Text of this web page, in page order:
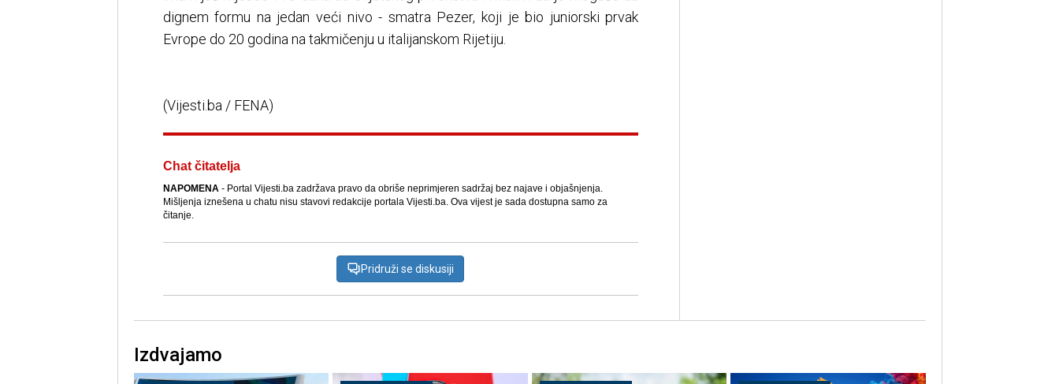
dignem formu na jedan veći nivo - smatra Pezer, koji je bio juniorski prvak
Evrope do 20 godina na takmičenju u italijanskom Rijetiju.
(Vijesti.ba / FENA)
Chat čitatelja
NAPOMENA- Portal Vijesti.ba zadržava pravo da obriše neprimjeren sadržaj bez najave i objašnjenja.
Mišljenja iznešena u chatu nisu stavovi redakcije portala Vijesti.ba. Ova vijest je sada dostupna samo za
čitanje.
Pridruži se diskusiji
Izdvajamo